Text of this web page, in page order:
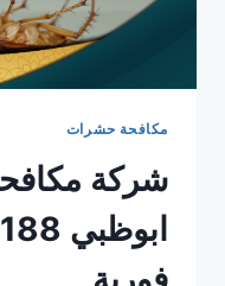
مكافحة حشرات
شركة